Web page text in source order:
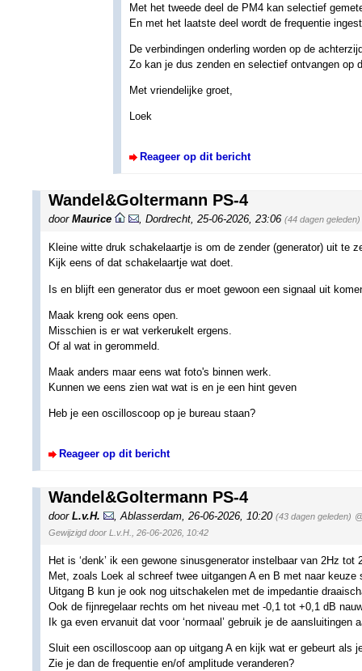
Met het tweede deel de PM4 kan selectief
En met het laatste deel wordt de frequentie
De verbindingen onderling worden op de
Zo kan je dus zenden en selectief ontvangen op
Met vriendelijke groet,
Loek
Reageer op dit bericht
Wandel&Goltermann PS-4
door Maurice , Dordrecht, 25-06-2026, 23:06 (44 dagen geleden)
Kleine witte druk schakelaartje is om de zender (generator) uit te
Kijk eens of dat schakelaartje wat doet.
Is en blijft een generator dus er moet gewoon een signaal uit
Maak kreng ook eens open.
Misschien is er wat verkerukelt ergens.
Of al wat in gerommeld.
Maak anders maar eens wat foto's binnen werk.
Kunnen we eens zien wat wat is en je een hint geven
Heb je een oscilloscoop op je bureau staan?
Reageer op dit bericht
Wandel&Goltermann PS-4
door L.v.H. Ablasserdam 26-06-2026, 10:20 (43 dagen geleden)
Gewijzigd door L.v.H., 26-06-2026, 10:42
Het is ‘denk’ ik een gewone sinusgenerator instelbaar van 2Hz tot
Met, zoals Loek al schreef twee uitgangen A en B met naar keuze
Uitgang B kun je ook nog uitschakelen met de impedantie
Ook de fijnregelaar rechts om het niveau met -0,1 tot +0,1 dB
Ik ga even ervanuit dat voor ‘normaal’ gebruik je de
Sluit een oscilloscoop aan op uitgang A en kijk wat er gebeurt als
Zie je dan de frequentie en/of amplitude veranderen?